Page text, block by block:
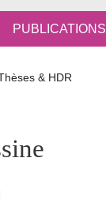
PUBLICATIONS
& HDR
sur LinkedIn